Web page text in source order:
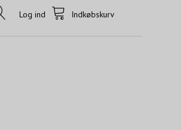
Indkøbskurv
Log ind